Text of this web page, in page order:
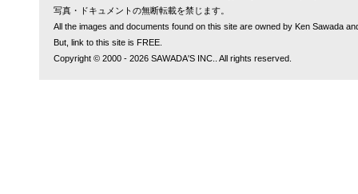
Orange Flame- Hair
オレンジ・フレーム・ヘアー
写真・ドキュメントの無断転載を禁じます。
All the images and documents found on this site are owned by Ken Sawada
But, link to this site is FREE.
Copyright © 2000 - 2026 SAWADA'S INC.. All rights reserved.